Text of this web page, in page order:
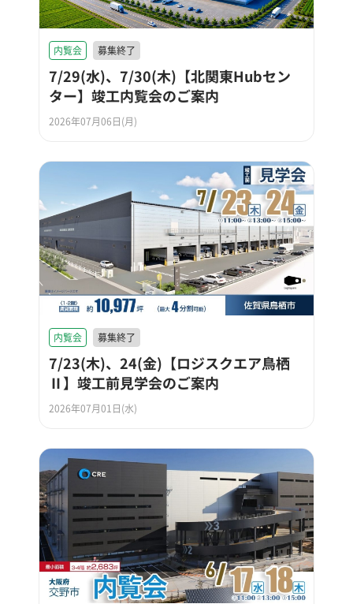
内覧会 募集終了
7/29(水)、7/30(木)【北関東Hubセン
ター】竣工内覧会のご案内
2026年07月06日(月)
内覧会 募集終了
7/23(木)、24(金)【ロジスクエア鳥栖
Ⅱ】竣工前見学会のご案内
2026年07月01日(水)